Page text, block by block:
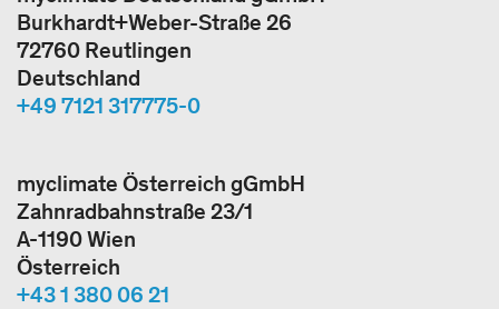
Burkhardt+Weber-Straße 26
72760 Reutlingen
Deutschland
+49 7121 317775-0
myclimate Österreich gGmbH
Zahnradbahnstraße 23/1
A-1190 Wien
Österreich
+43 1 380 06 21